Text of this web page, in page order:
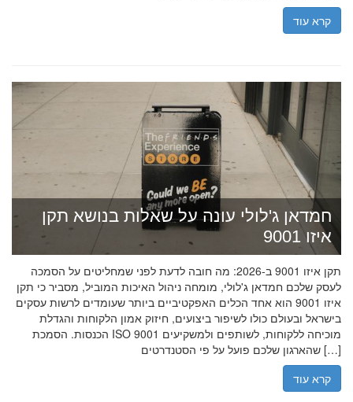
קרא עוד
חמדאן ג'לולי עונה על שאלות בנושא תקן
איזו 9001
תקן איזו 9001 ב-2026: מה חובה לדעת לפני שמחליטים על הסמכה
לעסק שלכם חמדאן ג'לולי, מומחה ניהול האיכות המוביל, מסביר כי תקן
איזו 9001 הוא אחד הכלים האפקטיביים ביותר שעומדים לרשות עסקים
בישראל ובעולם כולו לשיפור ביצועים, חיזוק אמון הלקוחות והגדלת
הכנסות. הסמכת ISO 9001 מוכיחה ללקוחות, לשותפים ולמשקיעים
שהארגון שלכם פועל על פי הסטנדרטים […]
קרא עוד